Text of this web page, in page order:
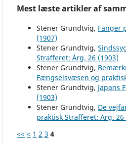
Mest læste artikler af
Stener Grundtvig, Fanger
(1907)
Stener Grundtvig,
Strafferet: Årg. 26 (1903)
Stener Grundtvig,
Fængselsvæsen og
Stener Grundtvig, Japans
(1903)
Stener Grundtvig, De
praktisk Strafferet: Årg. 26
<< < 1 2 3 4